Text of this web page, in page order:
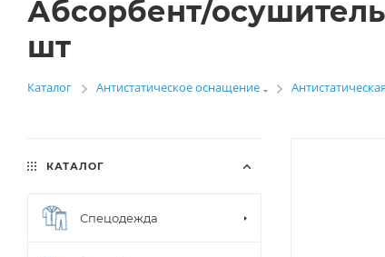
Абсорбент/осушитель
шт
Каталог —
Антистатическое оснащение —
КАТАЛОГ
Спецодежда